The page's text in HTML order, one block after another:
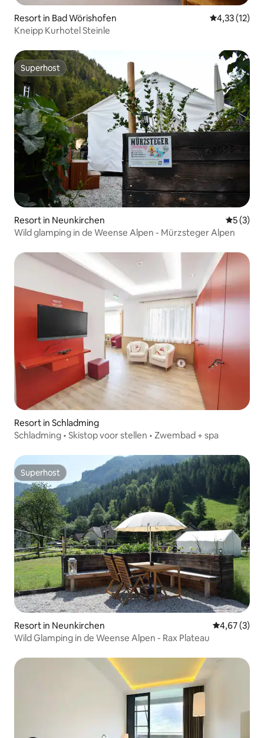
Resort in Bad Wörishofen Gemiddelde
4,33 (12)
Kneipp Kurhotel Steinle
Superhost
Superhost
Resort in Neunkirchen
5 (3)
Wild glamping in de Weense Alpen - Mürzsteger Alpen
Resort in Schladming
Schladming • Skistop voor stellen • Zwembad + spa
Superhost
Superhost
Resort in Neunkirchen
4,67 (3)
Wild Glamping in de Weense Alpen - Rax Plateau